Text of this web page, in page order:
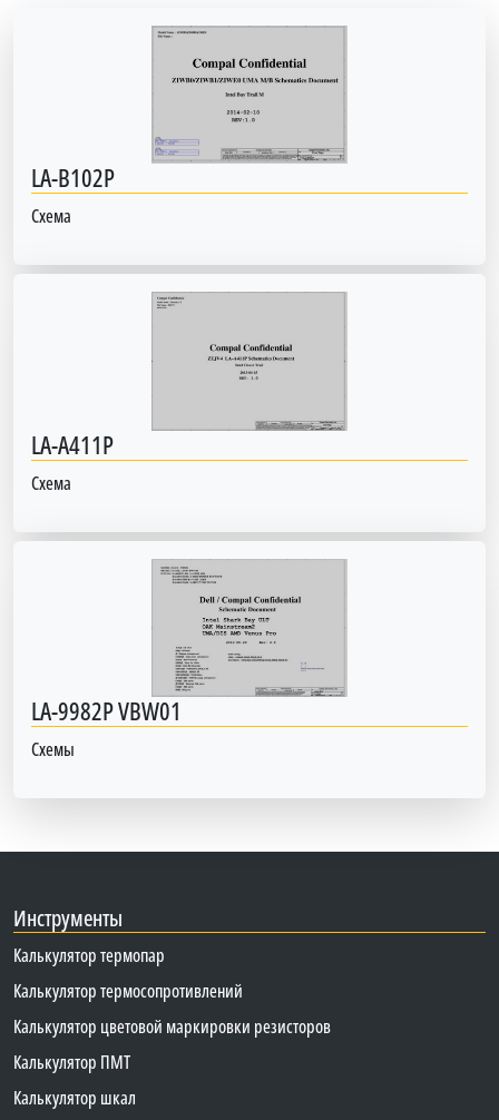
LA-B102P
Схема
LA-A411P
Схема
LA-9982P VBW01
Схемы
Инструменты
Калькулятор термопар
Калькулятор термосопротивлений
Калькулятор цветовой маркировки резисторов
Калькулятор ПМТ
Калькулятор шкал